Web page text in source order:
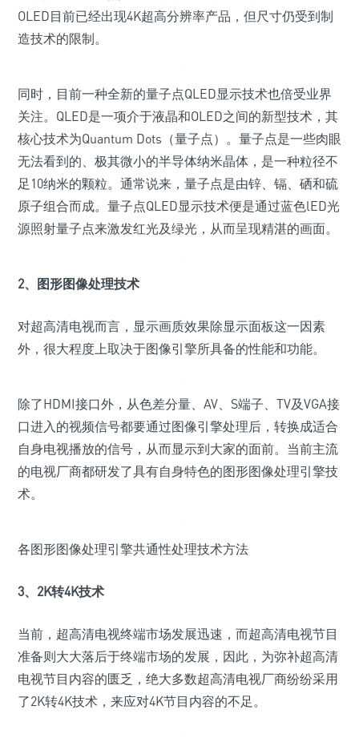
OLED目前已经出现4K超高分辨率产品，但尺寸仍受到制
造技术的限制。
同时，目前一种全新的量子点QLED显示技术也倍受业界
关注。QLED是一项介于液晶和OLED之间的新型技术，其
核心技术为Quantum Dots（量子点）。量子点是一些肉眼
无法看到的、极其微小的半导体纳米晶体，是一种粒径不
足10纳米的颗粒。通常说来，量子点是由锌、镉、硒和硫
原子组合而成。量子点QLED显示技术便是通过蓝色lED光
源照射量子点来激发红光及绿光，从而呈现精湛的画面。
2、图形图像处理技术
对超高清电视而言，显示画质效果除显示面板这一因素
外，很大程度上取决于图像引擎所具备的性能和功能。
除了HDMI接口外，从色差分量、AV、S端子、TV及VGA接
口进入的视频信号都要通过图像引擎处理后，转换成适合
自身电视播放的信号，从而显示到大家的面前。当前主流
的电视厂商都研发了具有自身特色的图形图像处理引擎技
术。
各图形图像处理引擎共通性处理技术方法
3、2K转4K技术
当前，超高清电视终端市场发展迅速，而超高清电视节目
准备则大大落后于终端市场的发展，因此，为弥补超高清
电视节目内容的匮乏，绝大多数超高清电视厂商纷纷采用
了2K转4K技术，来应对4K节目内容的不足。